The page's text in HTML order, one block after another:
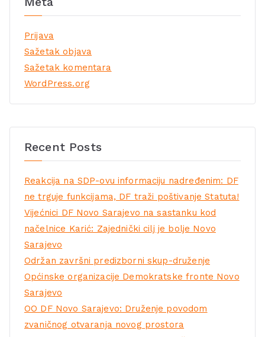
Prijava
Sažetak objava
Sažetak komentara
WordPress.org
Recent Posts
Reakcija na SDP-ovu informaciju nadređenim: DF
ne trguje funkcijama, DF traži poštivanje Statuta!
Vijećnici DF Novo Sarajevo na sastanku kod
načelnice Karić: Zajednički cilj je bolje Novo
Sarajevo
Održan završni predizborni skup-druženje
Općinske organizacije Demokratske fronte Novo
Sarajevo
OO DF Novo Sarajevo: Druženje povodom
zvaničnog otvaranja novog prostora